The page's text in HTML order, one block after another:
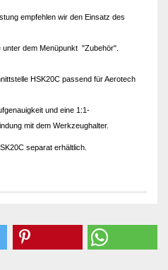
empfehlen wir den Einsatz des
dem Menüpunkt "Zubehör".
HSK20C passend für Aerotech
und eine 1:1-
mit dem Werkzeughalter.
separat erhältlich.